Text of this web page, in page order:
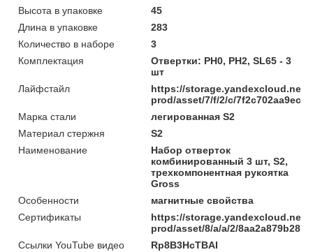
Высота в упаковке
45
Длина в упаковке
283
Количество в наборе
3
Комплектация
Отвертки: РН0, РН2, SL65 - 3
шт
Лайфстайл
https://storage.yandexcloud.net/
prod/asset/7/f/2/c/
Марка стали
легированная S2
Материал стержня
S2
Наименование
Набор отверток
комбинированный 3 шт, S2,
трехкомпонентная рукоятка
Gross
Особенности
магнитные свойства
Сертификаты
https://storage.yandexcloud.net/
prod/asset/8/a/a/2/
Ссылки YouTube видео
Rp8B3HcTBAI